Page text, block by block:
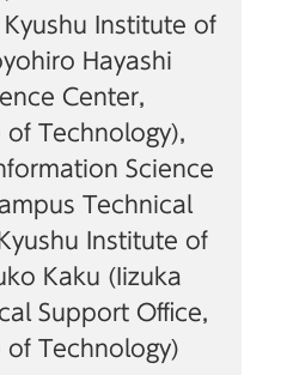
Institute of
Hayashi
Center,
of Technology),
Science
Technical
Institute of
Kaku (Iizuka
Support Office,
of Technology)